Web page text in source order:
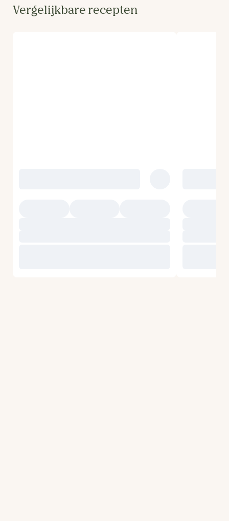
Vergelijkbare recepten